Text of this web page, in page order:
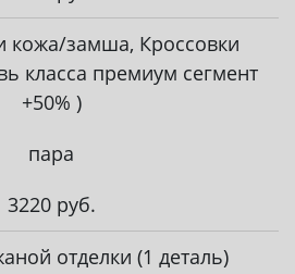
кожа/замша, Кроссовки
класса премиум сегмент
+50% )
пара
3220 руб.
отделки (1 деталь)